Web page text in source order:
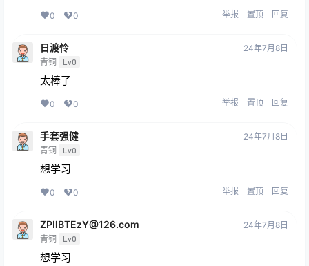
0 0 举报 置顶 回复
日渡怜
青铜 Lv0
24年7月8日
太棒了
0 0 举报 置顶 回复
手套强健
青铜 Lv0
24年7月8日
想学习
0 0 举报 置顶 回复
ZPIlBTEzY@126.com
青铜 Lv0
24年7月8日
想学习